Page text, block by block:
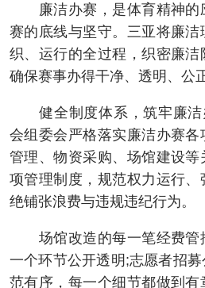
廉洁办赛，是体育精神的
赛的底线与坚守。三亚将廉洁
织、运行的全过程，织密廉洁
确保赛事办得干净、透明、公
健全制度体系，筑牢廉洁
会组委会严格落实廉洁办赛
管理、物资采购、场馆建设
项管理制度，规范权力运行
绝铺张浪费与违规违纪行为。
场馆改造的每一笔经费管
一个环节公开透明;志愿者招
范有序，每一个细节都做到